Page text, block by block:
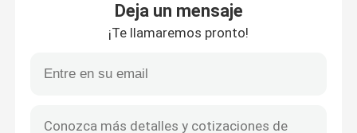
Reemplazo de la pantalla LCD de Lenovo
Reemplazo de la pantalla LCD de Dell
Deja un mensaje
¡Te llamaremos pronto!